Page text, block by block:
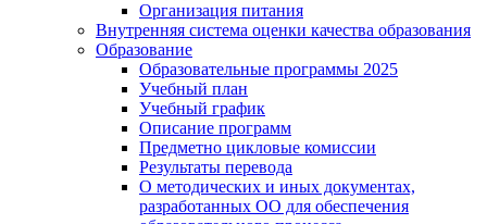
Организация питания
Внутренняя система оценки качества образования
Образование
Образовательные программы 2025
Учебный план
Учебный график
Описание программ
Предметно цикловые комиссии
Результаты перевода
О методических и иных документах,
разработанных ОО для обеспечения